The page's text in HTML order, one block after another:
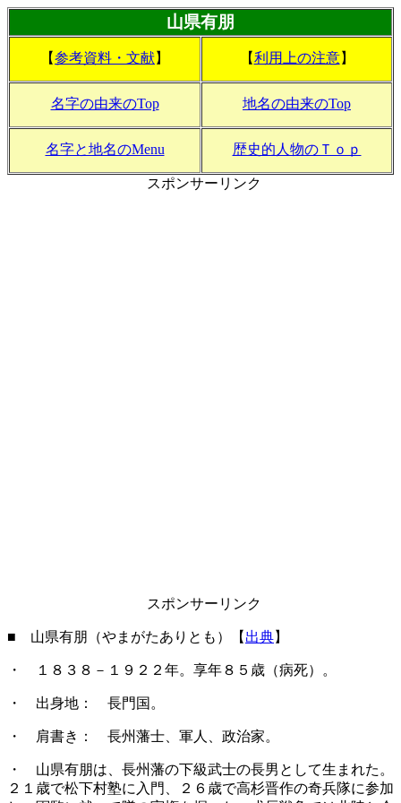
山県有朋
【参考資料・文献】 【利用上の注意】
名字の由来のTop 地名の由来のTop
名字と地名のMenu 歴史的人物のＴｏｐ
スポンサーリンク
スポンサーリンク
■ 山県有朋（やまがたありとも）【 出典】
・ １８３８－１９２２年。享年８５歳（病死）。
・ 出身地： 長門国。
・ 肩書き： 長州藩士、軍人、政治家。
・ 山県有朋は、長州藩の下級武士の長男として生まれた。
２１歳で松下村塾に入門、２６歳で高杉晋作の奇兵隊に参加